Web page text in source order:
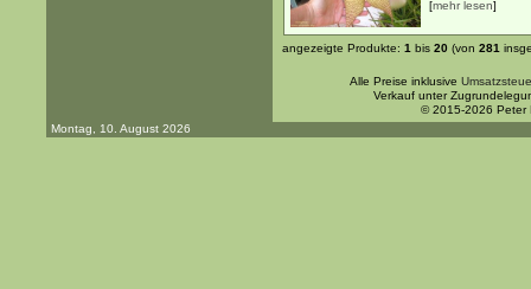
[mehr lesen]
angezeigte Produkte: 1 bis 20 (von 281
Alle Preise inklusive
Verkauf unter
© 2015-2026 Peter
Montag, 10. August 2026